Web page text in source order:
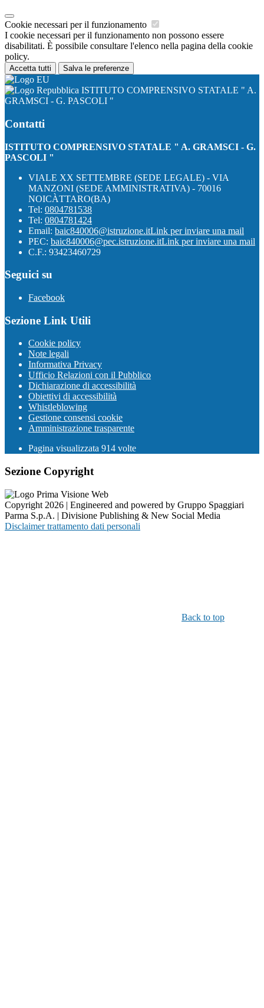
Cookie necessari per il funzionamento
I cookie necessari per il funzionamento non possono essere
disabilitati. È possibile consultare l'elenco nella pagina della cookie
policy.
Accetta tutti Salva le preferenze
ISTITUTO COMPRENSIVO STATALE " A.
GRAMSCI - G. PASCOLI "
Contatti
ISTITUTO COMPRENSIVO STATALE " A. GRAMSCI - G.
PASCOLI "
VIALE XX SETTEMBRE (SEDE LEGALE) - VIA
MANZONI (SEDE AMMINISTRATIVA) - 70016
NOICÀTTARO(BA)
Tel: 0804781538
Tel: 0804781424
Email: baic840006@istruzione.itLink per inviare una mail
PEC: baic840006@pec.istruzione.itLink per inviare una mail
C.F.: 93423460729
Seguici su
Facebook
Sezione Link Utili
Cookie policy
Note legali
Informativa Privacy
Ufficio Relazioni con il Pubblico
Dichiarazione di accessibilità
Obiettivi di accessibilità
Whistleblowing
Gestione consensi cookie
Amministrazione trasparente
Pagina visualizzata 914 volte
Sezione Copyright
Copyright 2026 | Engineered and powered by Gruppo Spaggiari
Parma S.p.A. | Divisione Publishing & New Social Media
Disclaimer trattamento dati personali
Back to top